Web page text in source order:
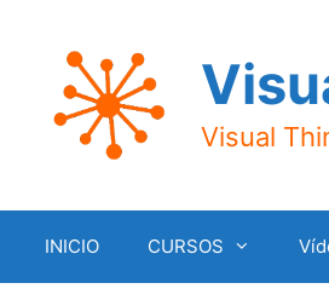
Visual
INICIO CURSOS